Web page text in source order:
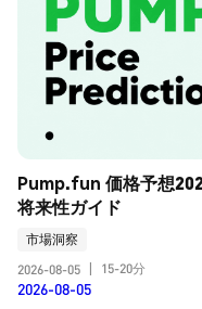
Pump.fun 価格予想
将来性ガイド
市場洞察
2026-08-05
15-20分
2026-08-05